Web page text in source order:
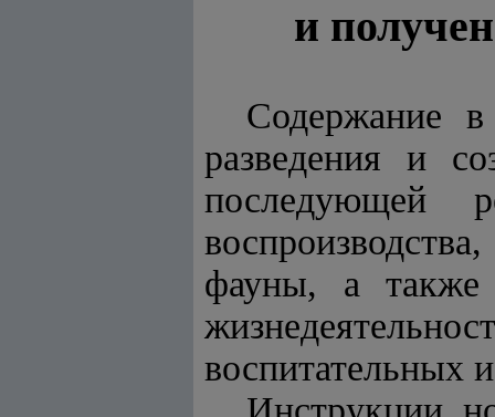
и
Содержание
разведения и
фауны, а
воспитательных